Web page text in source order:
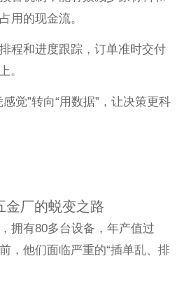
用的现金流。
程和进度跟踪，订单准时交付
。
觉”转向“用数据”，让决策更科
金厂的蜕变之路
拥有80多台设备，年产值过
，他们面临严重的“插单乱、排